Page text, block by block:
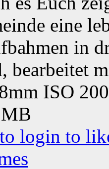
eine
in
bearbeitet
ISO
login to